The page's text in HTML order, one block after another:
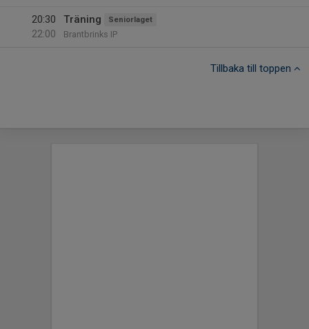
20:30
22:00
Träning Seniorlaget
Brantbrinks IP
Tillbaka till toppen